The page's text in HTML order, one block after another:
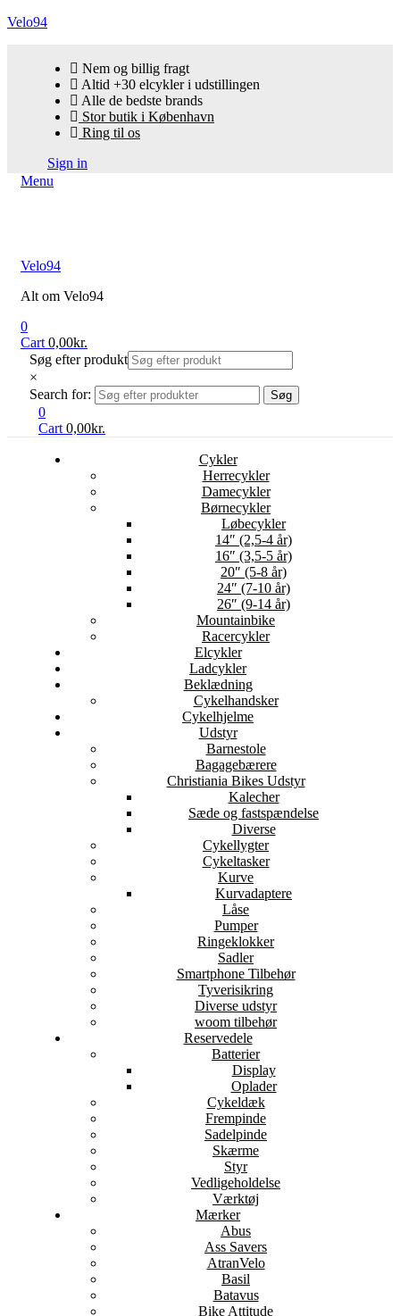
Velo94
Nem og billig fragt
Altid +30 elcykler i udstillingen
Alle de bedste brands
Stor butik i København
Ring til os
Sign in
Menu
Velo94
Alt om Velo94
0
Cart 0,00kr.
Søg efter produkt
×
Search for:
Søg
0
Cart 0,00kr.
Cykler
Herrecykler
Damecykler
Børnecykler
Løbecykler
14″ (2,5-4 år)
16″ (3,5-5 år)
20″ (5-8 år)
24″ (7-10 år)
26″ (9-14 år)
Mountainbike
Racercykler
Elcykler
Ladcykler
Beklædning
Cykelhandsker
Cykelhjelme
Udstyr
Barnestole
Bagagebærere
Christiania Bikes Udstyr
Kalecher
Sæde og fastspændelse
Diverse
Cykellygter
Cykeltasker
Kurve
Kurvadaptere
Låse
Pumper
Ringeklokker
Sadler
Smartphone Tilbehør
Tyverisikring
Diverse udstyr
woom tilbehør
Reservedele
Batterier
Display
Oplader
Cykeldæk
Frempinde
Sadelpinde
Skærme
Styr
Vedligeholdelse
Værktøj
Mærker
Abus
Ass Savers
AtranVelo
Basil
Batavus
Bike Attitude